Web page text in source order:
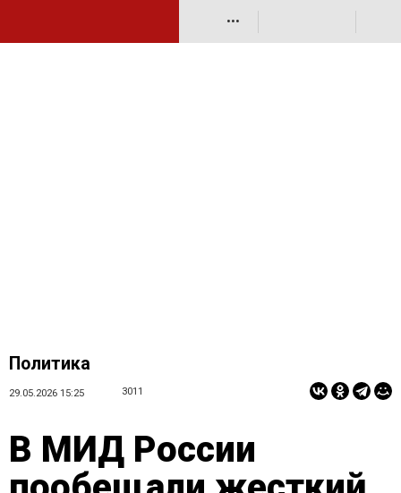
•••
Политика
29.05.2026 15:25 3011
В МИД России